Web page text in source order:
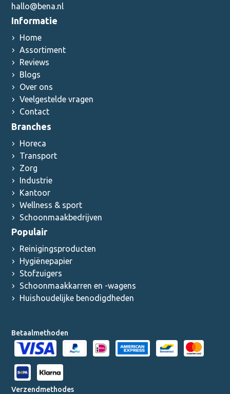
hallo@bena.nl
Informatie
Home
Assortiment
Reviews
Blogs
Over ons
Veelgestelde vragen
Contact
Branches
Horeca
Transport
Zorg
Industrie
Kantoor
Wellness & sport
Schoonmaakbedrijven
Populair
Reinigingsproducten
Hygiënepapier
Stofzuigers
Schoonmaakkarren en -wagens
Huishoudelijke benodigdheden
Betaalmethoden
Verzendmethodes